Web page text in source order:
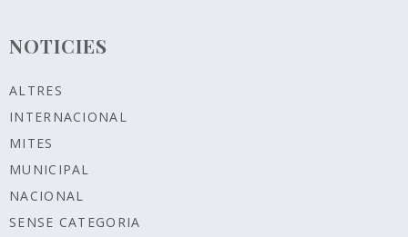
NOTICIES
ALTRES
INTERNACIONAL
MITES
MUNICIPAL
NACIONAL
SENSE CATEGORIA